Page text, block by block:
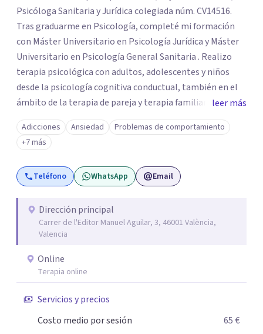
Psicóloga Sanitaria y Jurídica colegiada núm. CV14516.
Tras graduarme en Psicología, completé mi formación
con Máster Universitario en Psicología Jurídica y Máster
Universitario en Psicología General Sanitaria . Realizo
terapia psicológica con adultos, adolescentes y niños
desde la psicología cognitiva conductual, también en el
ámbito de la terapia de pareja y terapia familiar. Como
psicóloga jurídico forense, realizo informes periciales
psicológicos en el ámbito de familia, civil, penal y laboral.
Soy miembro del Listado Oficial de Psicólogos Forenses
del Colegio Oficial de Psicólogos de la Comunidad
Valencia (LOPF). Y realizo mi trabajo en CONECTA Centro
leer más
Adicciones Ansiedad
Problemas de comportamiento
+7 más
Teléfono WhatsApp Email
Dirección principal
Carrer de l'Editor Manuel Aguilar, 3, 46001 València,
Valencia
Online
Terapia online
Servicios y precios
Costo medio por sesión
65 €